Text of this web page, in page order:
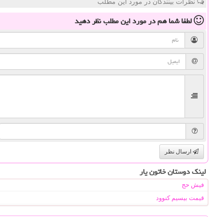
نظرات بینندگان در مورد این مطلب
لطفا شما همدر مورد این مطلبنظر دهید
ارسال نظر
لینک دوستان خاتون یار
فیش حج
قیمت بیسیم کنوود